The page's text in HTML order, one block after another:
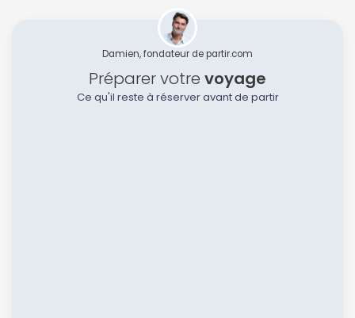
Damien, fondateur de partir.com
Préparer votre voyage
Ce qu'il reste à réserver avant de partir